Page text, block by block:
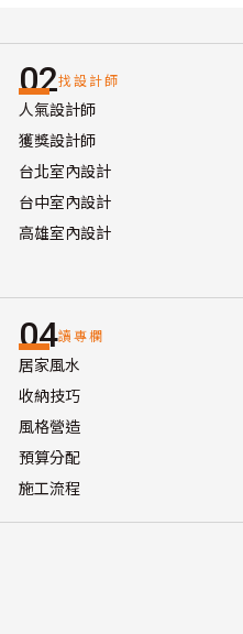
02找設計師
人氣設計師
獲獎設計師
台北室內設計
台中室內設計
高雄室內設計
04讀專欄
居家風水
收納技巧
風格營造
預算分配
施工流程